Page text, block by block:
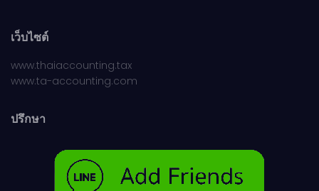
เว็บไซต์
www.thaiaccounting.tax
www.ta-accounting.com
ปรึกษา